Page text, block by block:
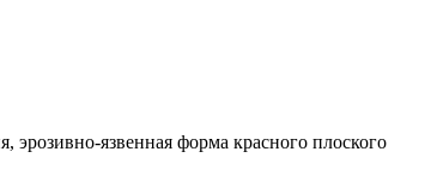
язвенная форма красного плоского